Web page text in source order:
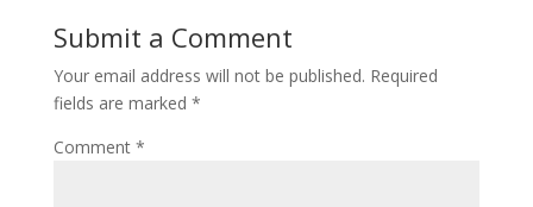
Submit a Comment
Your email address will not be published. Required
fields are marked *
Comment *